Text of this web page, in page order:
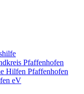
Pfaffenhofen
Hilfen Pfaffenhofen
eV